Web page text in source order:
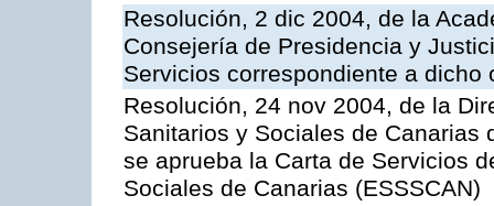
Resolución, 2 dic 2004, de la
Consejería de Presidencia y
Servicios correspondiente a dicho
Resolución, 24 nov 2004, de la
Sanitarios y Sociales de Canarias
se aprueba la Carta de Servicios
Sociales de Canarias (ESSSCAN)